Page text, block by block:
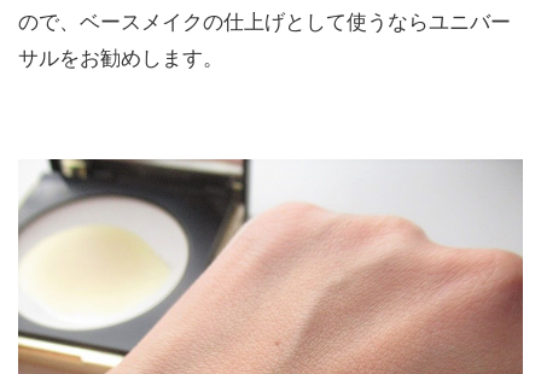
ので、ベースメイクの仕上げとして使うならユニバー
サルをお勧めします。